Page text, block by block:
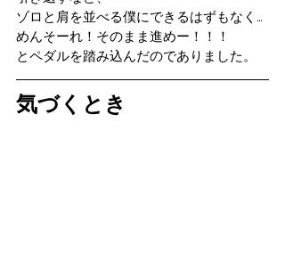
ゾロと肩を並べる僕にできるはずもなく…
めんそーれ！そのまま進めー！！！
とペダルを踏み込んだのでありました。
気づくとき